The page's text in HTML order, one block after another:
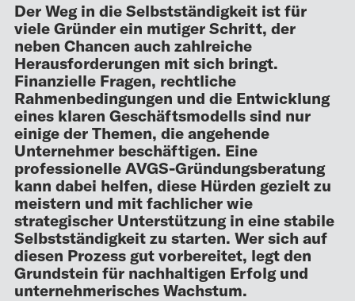
Der Weg in die Selbstständigkeit ist für
viele Gründer ein mutiger Schritt, der
neben Chancen auch zahlreiche
Herausforderungen mit sich bringt.
Finanzielle Fragen, rechtliche
Rahmenbedingungen und die Entwicklung
eines klaren Geschäftsmodells sind nur
einige der Themen, die angehende
Unternehmer beschäftigen. Eine
professionelle AVGS-Gründungsberatung
kann dabei helfen, diese Hürden gezielt zu
meistern und mit fachlicher wie
strategischer Unterstützung in eine stabile
Selbstständigkeit zu starten. Wer sich auf
diesen Prozess gut vorbereitet, legt den
Grundstein für nachhaltigen Erfolg und
unternehmerisches Wachstum.